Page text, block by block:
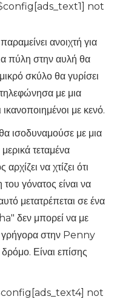
not
ανοιχτή για
πύλη στην αυλή θα
σκύλο θα γυρίσει
με μια
με κενό.
ισοδυναμούσε με μια
τεταμένα
να χτίζει ότι
γόνατος είναι να
μετατρέπεται σε ένα
δεν μπορεί να με
γρήγορα στην Penny
Είναι επίσης
not